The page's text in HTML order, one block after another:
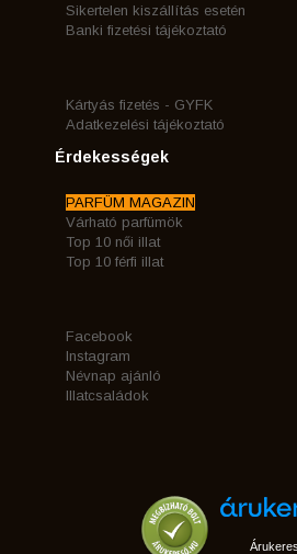
Sikertelen kiszállítás esetén
Banki fizetési tájékoztató
Kártyás fizetés - GYFK
Adatkezelési tájékoztató
Érdekességek
PARFÜM MAGAZIN
Várható parfümök
Top 10 női illat
Top 10 férfi illat
Facebook
Instagram
Névnap ajánló
Illatcsaládok